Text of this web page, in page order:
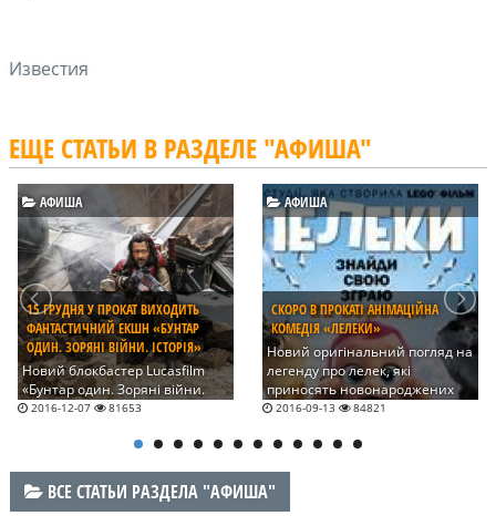
Известия
ЕЩЕ СТАТЬИ В РАЗДЕЛЕ "АФИША"
АФИША
15 ГРУДНЯ У ПРОКАТ ВИХОДИТЬ
ФАНТАСТИЧНИЙ ЕКШН «БУНТАР
ОДИН. ЗОРЯНІ ВІЙНИ. ІСТОРІЯ»
Новий блокбастер Lucasfilm
«Бунтар один. Зоряні війни.
Історія» стане першим
війн, у якому події
добре знайомій фанатам
галактиці, але з новими
2016-12-07 81653
АФИША
СКОРО В ПРОКАТІ АНІМАЦІЙНА
КОМЕДІЯ «ЛЕЛЕКИ»
Новий оригінальний погляд на
легенду про лелек, які
приносять новонароджених
дітей, можна переглянути в
2016-09-13 84821
ВСЕ СТАТЬИ РАЗДЕЛА "АФИША"